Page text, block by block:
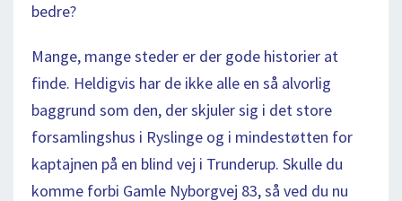
bedre?
Mange, mange steder er der gode historier at
finde. Heldigvis har de ikke alle en så alvorlig
baggrund som den, der skjuler sig i det store
forsamlingshus i Ryslinge og i mindestøtten for
kaptajnen på en blind vej i Trunderup. Skulle du
komme forbi Gamle Nyborgvej 83, så ved du nu